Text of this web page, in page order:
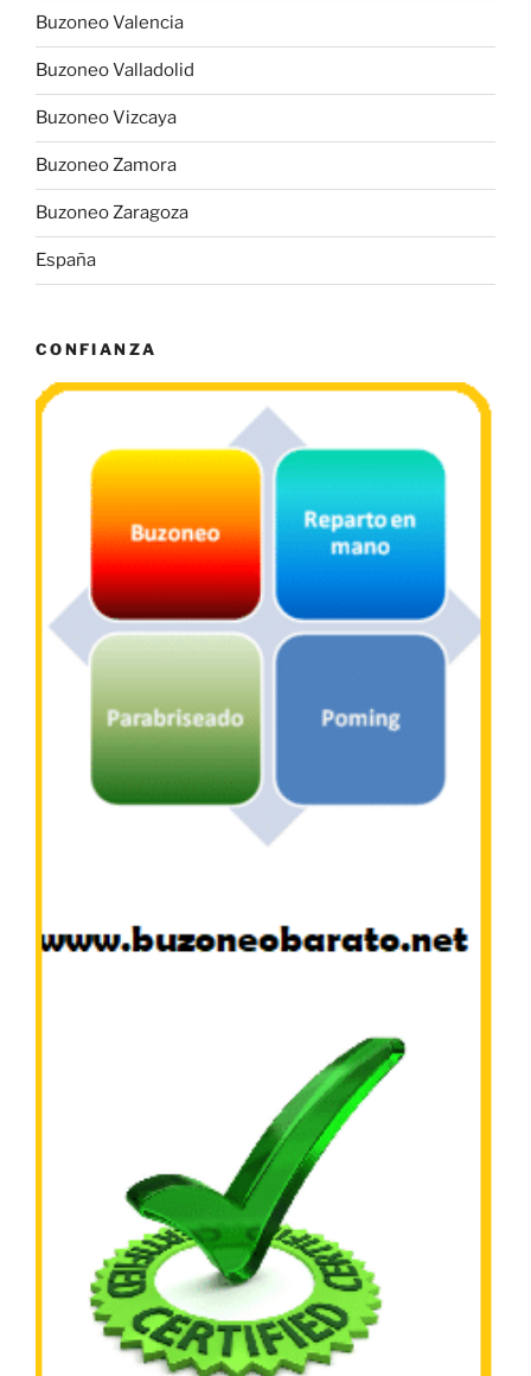
Buzoneo Valencia
Buzoneo Valladolid
Buzoneo Vizcaya
Buzoneo Zamora
Buzoneo Zaragoza
España
CONFIANZA